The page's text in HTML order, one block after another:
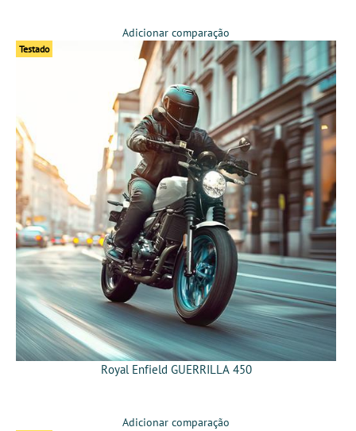
Adicionar comparação
Testado
Royal Enfield GUERRILLA 450
Adicionar comparação